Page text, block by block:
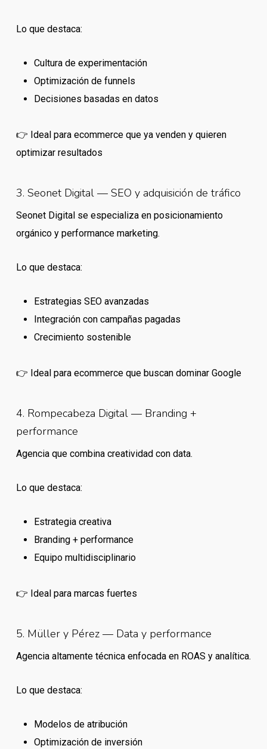
Lo que destaca:
Cultura de experimentación
Optimización de funnels
Decisiones basadas en datos
👉 Ideal para ecommerce que ya venden y quieren
optimizar resultados
3. Seonet Digital — SEO y adquisición de tráfico
Seonet Digital se especializa en posicionamiento
orgánico y performance marketing.
Lo que destaca:
Estrategias SEO avanzadas
Integración con campañas pagadas
Crecimiento sostenible
👉 Ideal para ecommerce que buscan dominar Google
4. Rompecabeza Digital — Branding +
performance
Agencia que combina creatividad con data.
Lo que destaca:
Estrategia creativa
Branding + performance
Equipo multidisciplinario
👉 Ideal para marcas fuertes
5. Müller y Pérez — Data y performance
Agencia altamente técnica enfocada en ROAS y analítica.
Lo que destaca:
Modelos de atribución
Optimización de inversión